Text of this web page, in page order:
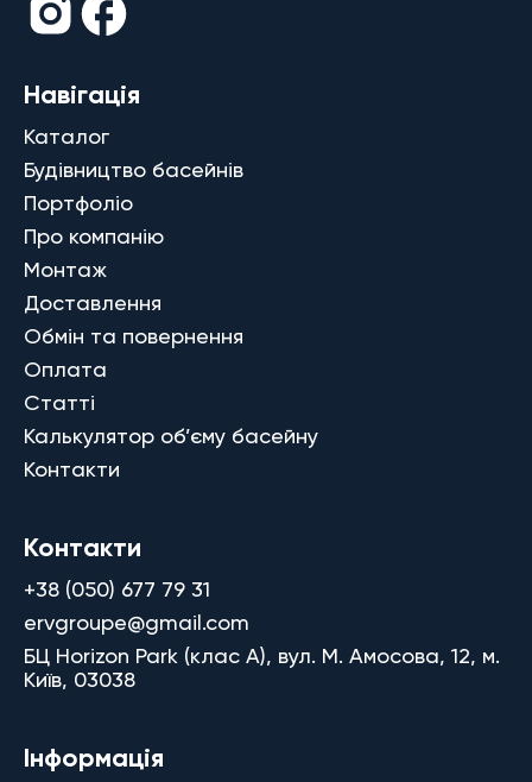
Навігація
Каталог
Будівництво басейнів
Портфоліо
Про компанію
Монтаж
Доставлення
Обмін та повернення
Оплата
Статті
Калькулятор об’єму басейну
Контакти
Контакти
+38 (050) 677 79 31
ervgroupe@gmail.com
БЦ Horizon Park (клас A), вул. М. Амосова, 12, м.
Київ, 03038
Інформація